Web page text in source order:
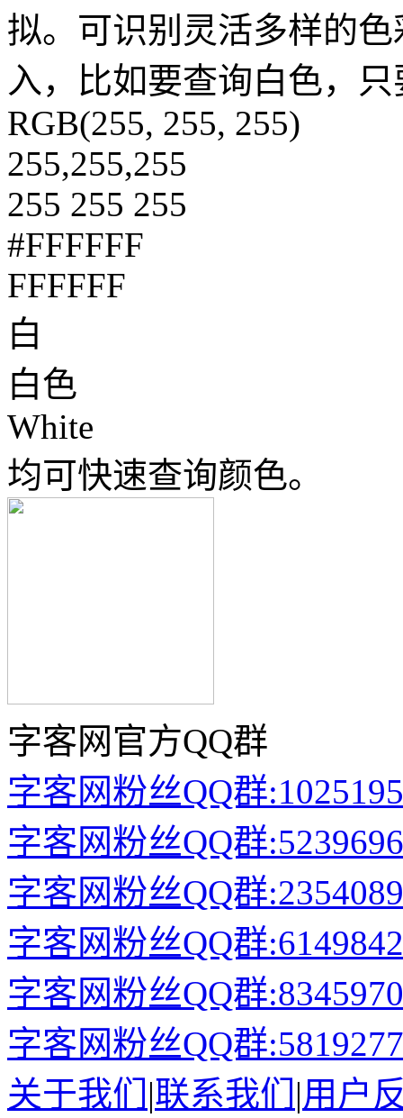
拟。可识别灵活多样的
入，比如要查询白色，
RGB(255, 255, 255)
255,255,255
255 255 255
#FFFFFF
FFFFFF
白
白色
White
均可快速查询颜色。
字客网官方QQ群
字客网粉丝QQ群
字客网粉丝QQ群
字客网粉丝QQ群
字客网粉丝QQ群
字客网粉丝QQ群
字客网粉丝QQ群:5819277
关于我们 |联系我们 |用户